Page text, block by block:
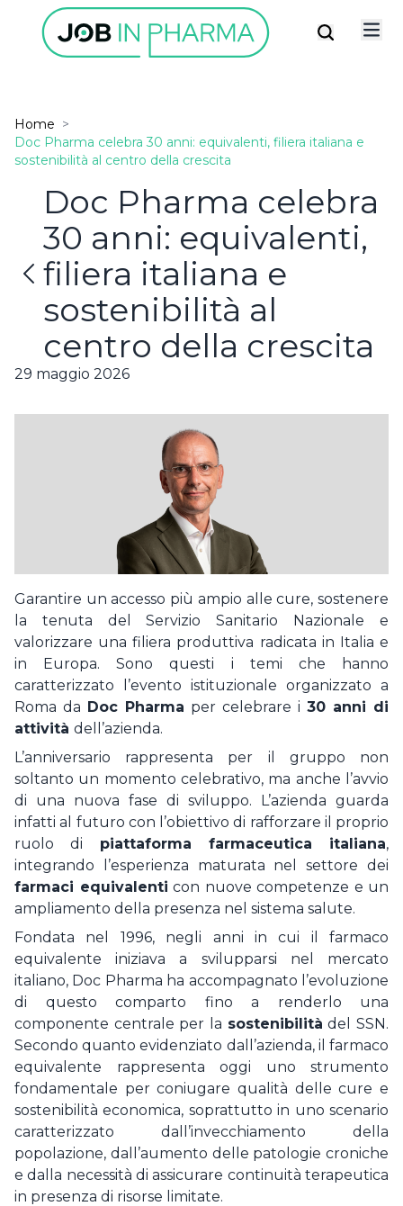
Possiedi già un account?
Resta connesso
LOGIN
Hai dimenticato la password ?
Non sei ancora registrato?
REGISTRATI COME AZIENDA
REGISTRATI COME CANDIDATO
Home >
Doc Pharma celebra 30 anni: equivalenti, filiera italiana e
sostenibilità al centro della crescita
Doc Pharma celebra
30 anni: equivalenti,
filiera italiana e
sostenibilità al
centro della crescita
29 maggio 2026
Garantire un accesso più ampio alle cure, sostenere
la tenuta del Servizio Sanitario Nazionale e
valorizzare una filiera produttiva radicata in Italia e
in Europa. Sono questi i temi che hanno
caratterizzato l’evento istituzionale organizzato a
Roma da Doc Pharma per celebrare i 30 anni di
attività dell’azienda.
L’anniversario rappresenta per il gruppo non
soltanto un momento celebrativo, ma anche l’avvio
di una nuova fase di sviluppo. L’azienda guarda
infatti al futuro con l’obiettivo di rafforzare il proprio
ruolo di piattaforma farmaceutica italiana,
integrando l’esperienza maturata nel settore dei
farmaci equivalenti con nuove competenze e un
ampliamento della presenza nel sistema salute.
Fondata nel 1996, negli anni in cui il farmaco
equivalente iniziava a svilupparsi nel mercato
italiano, Doc Pharma ha accompagnato l’evoluzione
di questo comparto fino a renderlo una
componente centrale per la sostenibilità del SSN.
Secondo quanto evidenziato dall’azienda, il farmaco
equivalente rappresenta oggi uno strumento
fondamentale per coniugare qualità delle cure e
sostenibilità economica, soprattutto in uno scenario
caratterizzato dall’invecchiamento della
popolazione, dall’aumento delle patologie croniche
e dalla necessità di assicurare continuità terapeutica
in presenza di risorse limitate.
ISCRIVITI ALLA
newsletter
Accetto la privacy policy
ISCRIVITI